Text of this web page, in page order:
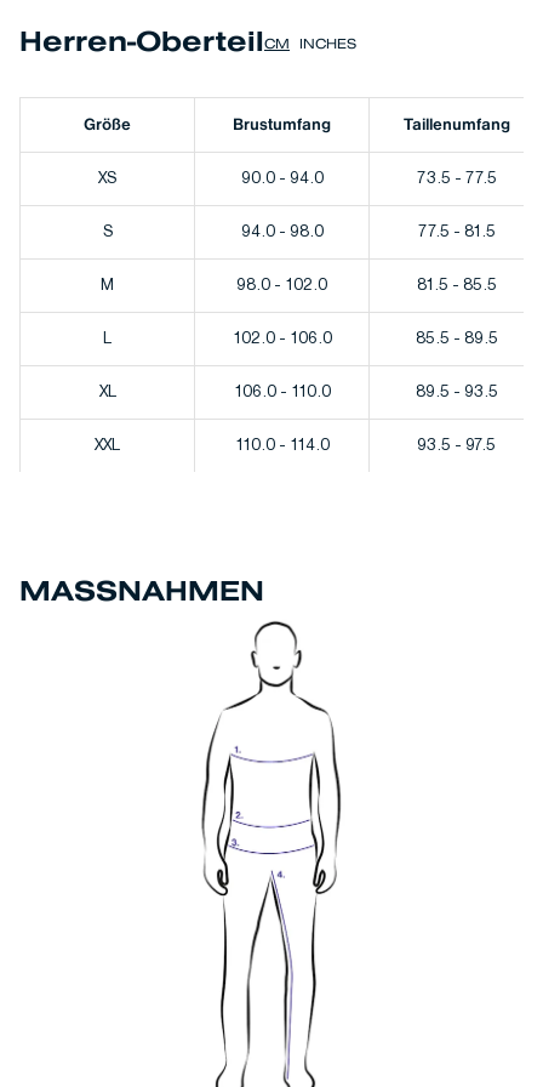
Herren-OberteilCM INCHES
Größe Brustumfang Taillenumfang
XS 90.0 - 94.0 73.5 - 77.5
S 94.0 - 98.0 77.5 - 81.5
M 98.0 - 102.0 81.5 - 85.5
102.0 - 106.0 85.5 - 89.5
XL 106.0 - 110.0 89.5 - 93.5
XXL 110.0 - 114.0 93.5 - 97.5
MASSNAHMEN